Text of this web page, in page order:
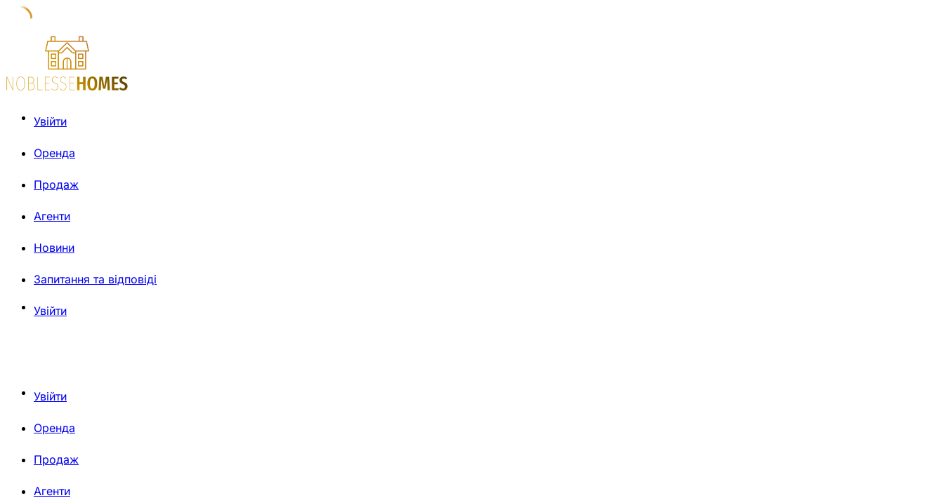
Увійти
Оренда
Продаж
Агенти
Новини
Запитання та відповіді
Увійти
Увійти
Оренда
Продаж
Агенти